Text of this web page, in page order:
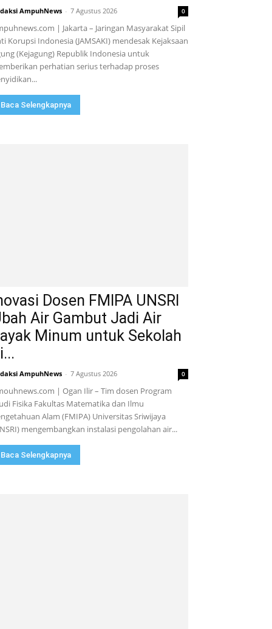
AmpuhNews - 7 Agustus 2026 0
| Jakarta – Jaringan Masyarakat Sipil
Korupsi Indonesia (JAMSAKI) mendesak Kejaksaan
(Kejagung) Republik Indonesia untuk
perhatian serius terhadap proses
Baca Selengkapnya
Dosen FMIPA UNSRI
Air Gambut Jadi Air
Minum untuk Sekolah
AmpuhNews - 7 Agustus 2026 0
| Ogan Ilir – Tim dosen Program
Fisika Fakultas Matematika dan Ilmu
Alam (FMIPA) Universitas Sriwijaya
mengembangkan instalasi pengolahan air...
Baca Selengkapnya